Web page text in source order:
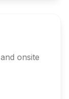
onsite